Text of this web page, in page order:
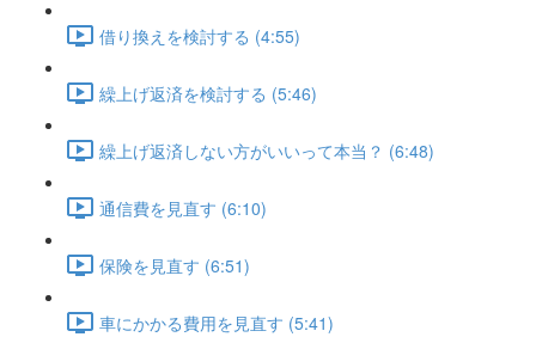
借り換えを検討する (4:55)
繰上げ返済を検討する (5:46)
繰上げ返済しない方がいいって本当？ (6:48)
通信費を見直す (6:10)
保険を見直す (6:51)
車にかかる費用を見直す (5:41)